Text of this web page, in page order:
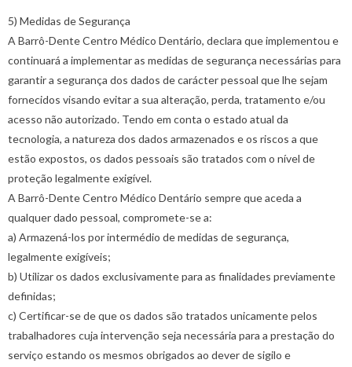
5) Medidas de Segurança
A Barrô-Dente Centro Médico Dentário, declara que implementou e
continuará a implementar as medidas de segurança necessárias para
garantir a segurança dos dados de carácter pessoal que lhe sejam
fornecidos visando evitar a sua alteração, perda, tratamento e/ou
acesso não autorizado. Tendo em conta o estado atual da
tecnologia, a natureza dos dados armazenados e os riscos a que
estão expostos, os dados pessoais são tratados com o nível de
proteção legalmente exigível.
A Barrô-Dente Centro Médico Dentário sempre que aceda a
qualquer dado pessoal, compromete-se a:
a) Armazená-los por intermédio de medidas de segurança,
legalmente exigíveis;
b) Utilizar os dados exclusivamente para as finalidades previamente
definidas;
c) Certificar-se de que os dados são tratados unicamente pelos
trabalhadores cuja intervenção seja necessária para a prestação do
serviço estando os mesmos obrigados ao dever de sigilo e